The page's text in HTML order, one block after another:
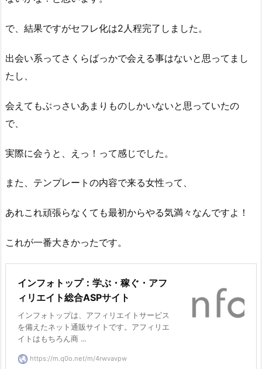
で、結果ですがセフレ化は2人程完了しました。
出会い系ってさくらばっかで会える事はないと思ってまし
たし、
会えてもぶっさいあまりものしかいないと思っていたの
で、
実際に会うと、えっ！って感じでした。
また、テンプレートの内容で来る女性って、
あれこれ頑張らなくても最初からやる気満々なんですよ！
これが一番大きかったです。
インフォトップ：学ぶ・稼ぐ・アフ
ィリエイト総合ASPサイト
インフォトップは、アフィリエイトサービス
を備えたネット通販サイトです。アフィリエ
イトはもちろん商 ...
https://m.q0o.net/m/4rwvavpw